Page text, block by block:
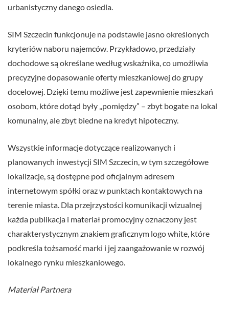
urbanistyczny danego osiedla.
SIM Szczecin funkcjonuje na podstawie jasno określonych
kryteriów naboru najemców. Przykładowo, przedziały
dochodowe są określane według wskaźnika, co umożliwia
precyzyjne dopasowanie oferty mieszkaniowej do grupy
docelowej. Dzięki temu możliwe jest zapewnienie mieszkań
osobom, które dotąd były „pomiędzy” – zbyt bogate na lokal
komunalny, ale zbyt biedne na kredyt hipoteczny.
Wszystkie informacje dotyczące realizowanych i
planowanych inwestycji SIM Szczecin, w tym szczegółowe
lokalizacje, są dostępne pod oficjalnym adresem
internetowym spółki oraz w punktach kontaktowych na
terenie miasta. Dla przejrzystości komunikacji wizualnej
każda publikacja i materiał promocyjny oznaczony jest
charakterystycznym znakiem graficznym logo white, które
podkreśla tożsamość marki i jej zaangażowanie w rozwój
lokalnego rynku mieszkaniowego.
Materiał Partnera